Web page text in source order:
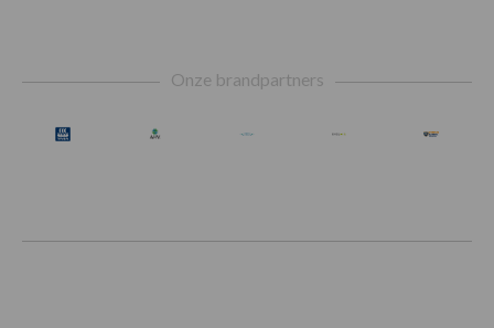
Onze brandpartners